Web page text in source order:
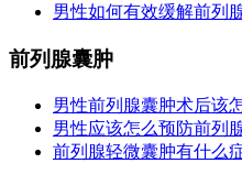
男性如何有效缓解前列
前列腺囊肿
男性前列腺囊肿术后该
男性应该怎么预防前列
前列腺轻微囊肿有什么